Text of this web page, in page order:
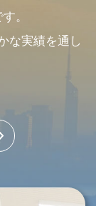
。
な実績を通し